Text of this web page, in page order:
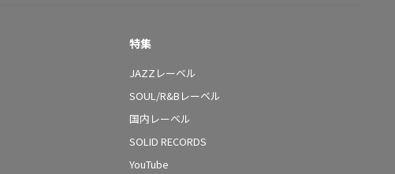
特集
JAZZレーベル
SOUL/R&Bレーベル
国内レーベル
SOLID RECORDS
YouTube